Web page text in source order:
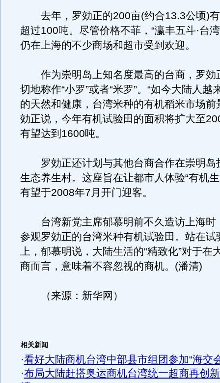
去年，罗効正的200亩(约合13.3公顷)有
超过100吨。尽管价格不菲，“瀛丰五斗·台
仍在上海的不少商场和超市受到欢迎。
作为崇明岛上知名度最高的台商，罗効
切地称作“小罗”或者“米罗”。“如今大陆人越
的天然和健康，台湾米种的有机稻米市场前
効正说，今年有机试验田的面积将扩大至
有望达到1600吨。
罗効正还计划与其他台商合作在崇明岛
生态养生村。这座旨在让都市人体验“有机
有望于2008年7月开门迎客。
台湾新党主席郁慕明前不久造访上海时
参观罗効正的台湾米种有机试验田。站在试
上，郁慕明说，大陆生活的“精致化”对于在
商而言，意味着不容忽视的商机。(潘清)
（来源：新华网）
相关新闻
·看好大陆商机台湾中部县市组团参加“海交
·布局大陆赶搭奥运商机台湾统一超商再创